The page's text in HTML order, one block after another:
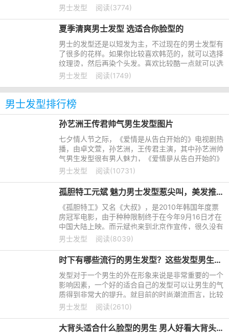
天小编就推荐几种比较清爽干净的发型，有喜欢的就
男士发型 阅读(3774)
夏季清爽男士发型 选适合你脸型的
男士的发型还是以短发为主，不过现在的男士发型有
了很多的花样。如果你比较喜欢韩范的，就可以选择
纹理烫，然后再染个头发。喜欢比较酷一点就可以选
择平头，或者飞机头。发型可以修饰你的脸型，所以
男士发型 阅读(1749)
男士发型排行榜
孙艺洲王传君帅气男生发型图片
七夕情人节之际，《爱情是从告白开始的》电视剧热
播，由卓文萱，孙艺洲，王传君主演，其中孙艺洲帅
气男生发型很有男人魅力，《爱情是从告白开始的》
该剧讲述了大学校园中四个年轻人友情的建立、爱情
男士发型 阅读(10731)
孤胆特工元斌 魅力男士发型惹尖叫，美发推荐明星发型
《孤胆特工》又名《大叔》，是2010年韩国年度票
房冠军电影，由于种种限制终于在今年9月16日才在
中国大陆上映。而元斌也来到北京作宣传，很久没有
在中国粉丝面前出现的元斌，魅力的男士发型呈现他
男士发型 阅读(8039)
时下有哪些流行的男生发型？这些发型男生都可以尝试一下
发型对于一个男生的外在形象来说是非常重要的一个
影响因素，一个好的适合自己的发型可以让男生的气
质得到非常大的提升。就目前的时尚潮流而言，比较
流行一点的男生发型主要有以下几个。
男士发型 阅读(2610)
大背头适合什么脸型的男生 男人好看大背头大全